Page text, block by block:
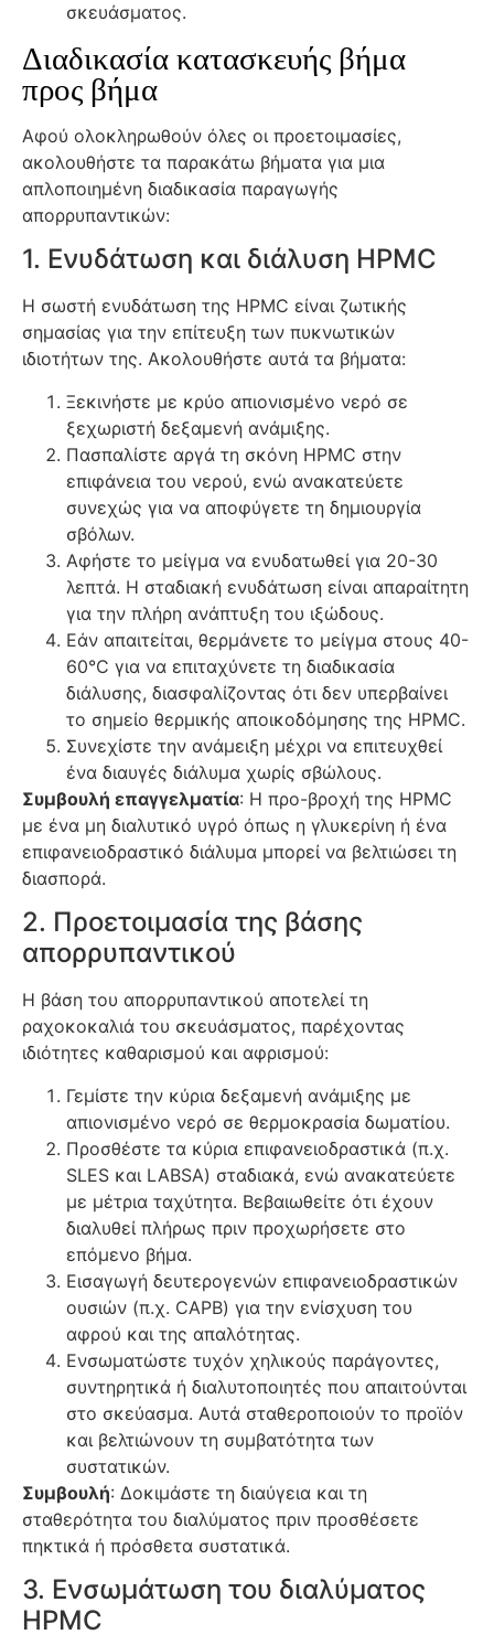
σκευάσματος.
Διαδικασία κατασκευής βήμα
προς βήμα
Αφού ολοκληρωθούν όλες οι προετοιμασίες,
ακολουθήστε τα παρακάτω βήματα για μια
απλοποιημένη διαδικασία παραγωγής
απορρυπαντικών:
1. Ενυδάτωση και διάλυση HPMC
Η σωστή ενυδάτωση της HPMC είναι ζωτικής
σημασίας για την επίτευξη των πυκνωτικών
ιδιοτήτων της. Ακολουθήστε αυτά τα βήματα:
Ξεκινήστε με κρύο απιονισμένο νερό σε
ξεχωριστή δεξαμενή ανάμιξης.
Πασπαλίστε αργά τη σκόνη HPMC στην
επιφάνεια του νερού, ενώ ανακατεύετε
συνεχώς για να αποφύγετε τη δημιουργία
σβόλων.
Αφήστε το μείγμα να ενυδατωθεί για 20-30
λεπτά. Η σταδιακή ενυδάτωση είναι απαραίτητη
για την πλήρη ανάπτυξη του ιξώδους.
Εάν απαιτείται, θερμάνετε το μείγμα στους 40-
60°C για να επιταχύνετε τη διαδικασία
διάλυσης, διασφαλίζοντας ότι δεν υπερβαίνει
το σημείο θερμικής αποικοδόμησης της HPMC.
Συνεχίστε την ανάμειξη μέχρι να επιτευχθεί
ένα διαυγές διάλυμα χωρίς σβώλους.
Συμβουλή επαγγελματία: Η προ-βροχή της HPMC
με ένα μη διαλυτικό υγρό όπως η γλυκερίνη ή ένα
επιφανειοδραστικό διάλυμα μπορεί να βελτιώσει τη
διασπορά.
2. Προετοιμασία της βάσης
απορρυπαντικού
Η βάση του απορρυπαντικού αποτελεί τη
ραχοκοκαλιά του σκευάσματος, παρέχοντας
ιδιότητες καθαρισμού και αφρισμού:
Γεμίστε την κύρια δεξαμενή ανάμιξης με
απιονισμένο νερό σε θερμοκρασία δωματίου.
Προσθέστε τα κύρια επιφανειοδραστικά (π.χ.
SLES και LABSA) σταδιακά, ενώ ανακατεύετε
με μέτρια ταχύτητα. Βεβαιωθείτε ότι έχουν
διαλυθεί πλήρως πριν προχωρήσετε στο
επόμενο βήμα.
Εισαγωγή δευτερογενών επιφανειοδραστικών
ουσιών (π.χ. CAPB) για την ενίσχυση του
αφρού και της απαλότητας.
Ενσωματώστε τυχόν χηλικούς παράγοντες,
συντηρητικά ή διαλυτοποιητές που απαιτούνται
στο σκεύασμα. Αυτά σταθεροποιούν το προϊόν
και βελτιώνουν τη συμβατότητα των
συστατικών.
Συμβουλή: Δοκιμάστε τη διαύγεια και τη
σταθερότητα του διαλύματος πριν προσθέσετε
πηκτικά ή πρόσθετα συστατικά.
3. Ενσωμάτωση του διαλύματος
HPMC